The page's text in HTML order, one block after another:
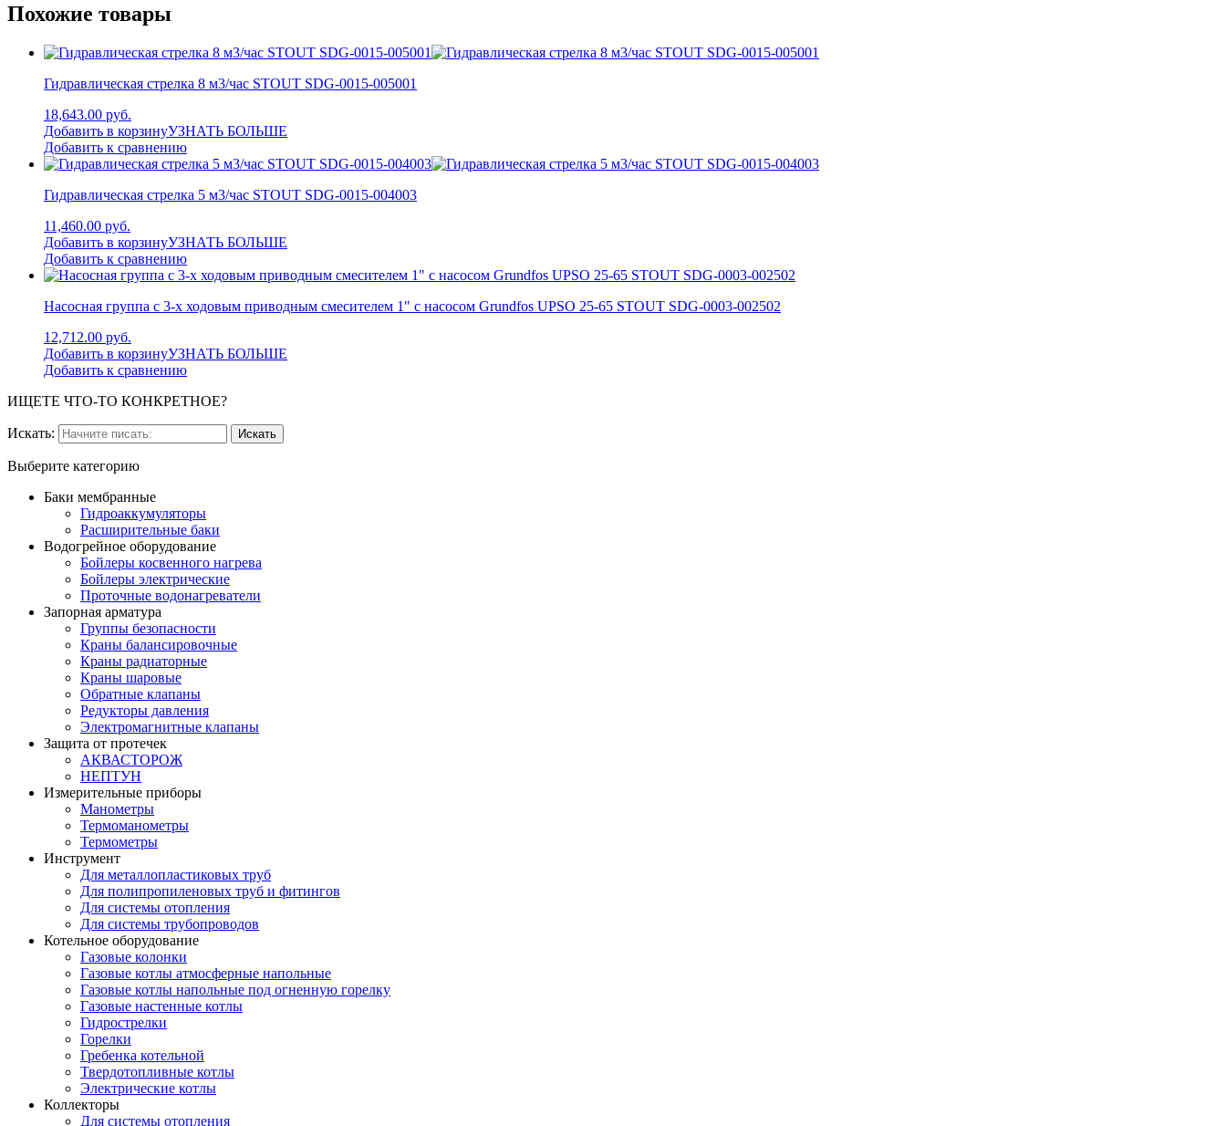
Похожие товары
Гидравлическая стрелка 8 м3/час STOUT SDG-0015-005001
18,643.00 руб.
Добавить в корзинуУЗНАТЬ БОЛЬШЕ
Добавить к сравнению
Гидравлическая стрелка 5 м3/час STOUT SDG-0015-004003
11,460.00 руб.
Добавить в корзинуУЗНАТЬ БОЛЬШЕ
Добавить к сравнению
Насосная группа с 3-х ходовым приводным смесителем 1″ с насосом Grundfos UPSO 25-65 STOUT SDG-0003-002502
12,712.00 руб.
Добавить в корзинуУЗНАТЬ БОЛЬШЕ
Добавить к сравнению
ИЩЕТЕ ЧТО-ТО КОНКРЕТНОЕ?
Искать:
Выберите категорию
Баки мембранные
Гидроаккумуляторы
Расширительные баки
Водогрейное оборудование
Бойлеры косвенного нагрева
Бойлеры электрические
Проточные водонагреватели
Запорная арматура
Группы безопасности
Краны балансировочные
Краны радиаторные
Краны шаровые
Обратные клапаны
Редукторы давления
Электромагнитные клапаны
Защита от протечек
АКВАСТОРОЖ
НЕПТУН
Измерительные приборы
Манометры
Термоманометры
Термометры
Инструмент
Для металлопластиковых труб
Для полипропиленовых труб и фитингов
Для системы отопления
Для системы трубопроводов
Котельное оборудование
Газовые колонки
Газовые котлы атмосферные напольные
Газовые котлы напольные под огненную горелку
Газовые настенные котлы
Гидрострелки
Горелки
Гребенка котельной
Твердотопливные котлы
Электрические котлы
Коллекторы
Для системы отопления